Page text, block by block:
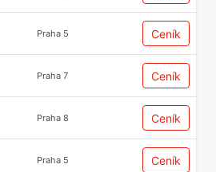
Praha 5 Ceník
Praha 7 Ceník
Praha 8 Ceník
Praha 5 Ceník